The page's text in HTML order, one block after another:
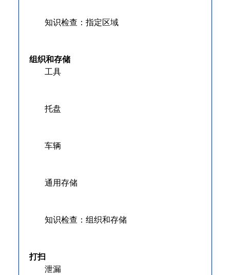
知识检查：指定区域
组织和存储
工具
托盘
车辆
通用存储
知识检查：组织和存储
打扫
泄漏